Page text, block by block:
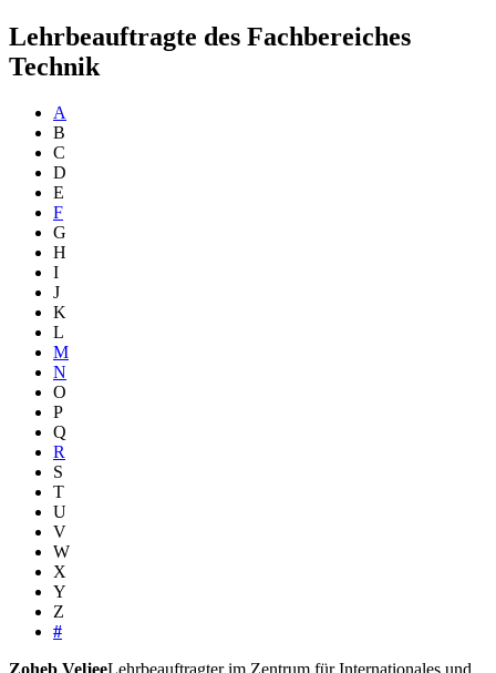
Lehrbeauftragte des Fachbereiches
Technik
A
B
C
D
E
F
G
H
I
J
K
L
M
N
O
P
Q
R
S
T
U
V
W
X
Y
Z
#